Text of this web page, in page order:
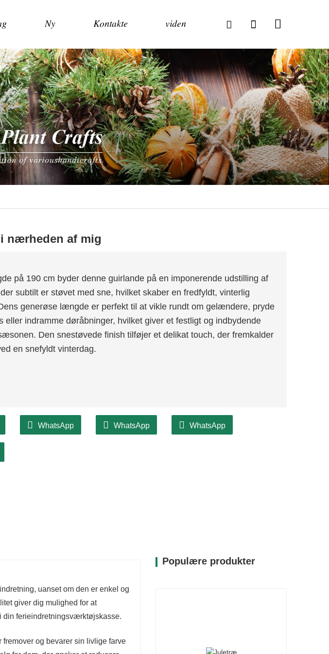
Ny Kontakte viden
nærheden af ​​mig
på 190 cm byder denne guirlande på en imponerende udstilling af
subtilt er støvet med sne, hvilket skaber en fredfyldt, vinterlig
generøse længde er perfekt til at vikle rundt om gelændere, pryde
eller indramme døråbninger, hvilket giver et festligt og indbydende
Den snestøvede finish tilføjer et delikat touch, der fremkalder
en snefyldt vinterdag.
WhatsApp WhatsApp WhatsApp
uanset om den er enkel og
giver dig mulighed for at
din ferieindretningsværktøjskasse.
og bevarer sin livlige farve
Populære produkter